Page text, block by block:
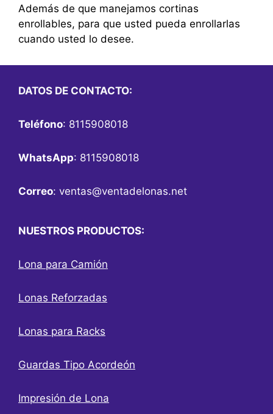
Además de que manejamos cortinas
enrollables, para que usted pueda enrollarlas
cuando usted lo desee.
DATOS DE CONTACTO:
Teléfono: 8115908018
WhatsApp: 8115908018
Correo: ventas@ventadelonas.net
NUESTROS PRODUCTOS:
Lona para Camión
Lonas Reforzadas
Lonas para Racks
Guardas Tipo Acordeón
Impresión de Lona